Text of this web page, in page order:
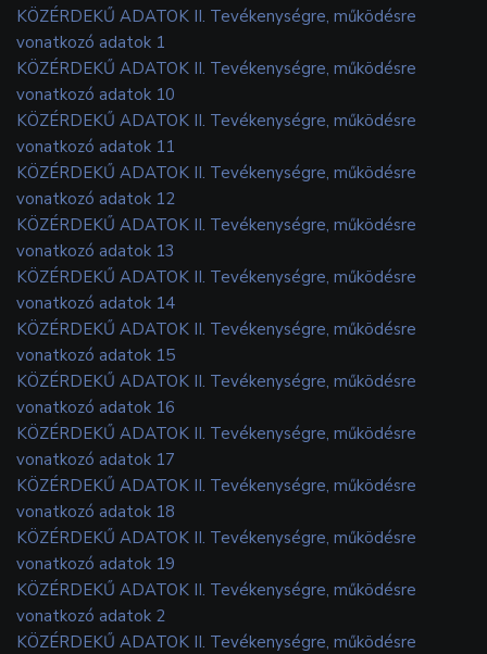
KÖZÉRDEKŰ ADATOK II. Tevékenységre, működésre
vonatkozó adatok 1
KÖZÉRDEKŰ ADATOK II. Tevékenységre, működésre
vonatkozó adatok 10
KÖZÉRDEKŰ ADATOK II. Tevékenységre, működésre
vonatkozó adatok 11
KÖZÉRDEKŰ ADATOK II. Tevékenységre, működésre
vonatkozó adatok 12
KÖZÉRDEKŰ ADATOK II. Tevékenységre, működésre
vonatkozó adatok 13
KÖZÉRDEKŰ ADATOK II. Tevékenységre, működésre
vonatkozó adatok 14
KÖZÉRDEKŰ ADATOK II. Tevékenységre, működésre
vonatkozó adatok 15
KÖZÉRDEKŰ ADATOK II. Tevékenységre, működésre
vonatkozó adatok 16
KÖZÉRDEKŰ ADATOK II. Tevékenységre, működésre
vonatkozó adatok 17
KÖZÉRDEKŰ ADATOK II. Tevékenységre, működésre
vonatkozó adatok 18
KÖZÉRDEKŰ ADATOK II. Tevékenységre, működésre
vonatkozó adatok 19
KÖZÉRDEKŰ ADATOK II. Tevékenységre, működésre
vonatkozó adatok 2
KÖZÉRDEKŰ ADATOK II. Tevékenységre, működésre